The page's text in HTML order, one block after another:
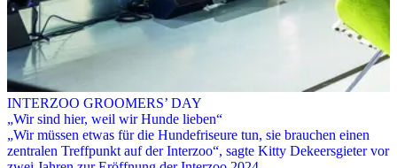
INTERZOO GROOMERS’ DAY
„Wir sind hier, weil wir Hunde lieben“
„Wir müssen etwas für die Hundefriseure tun, sie brauchen einen
zentralen Treffpunkt auf der Interzoo“, sagte Kitty Dekeersgieter vor